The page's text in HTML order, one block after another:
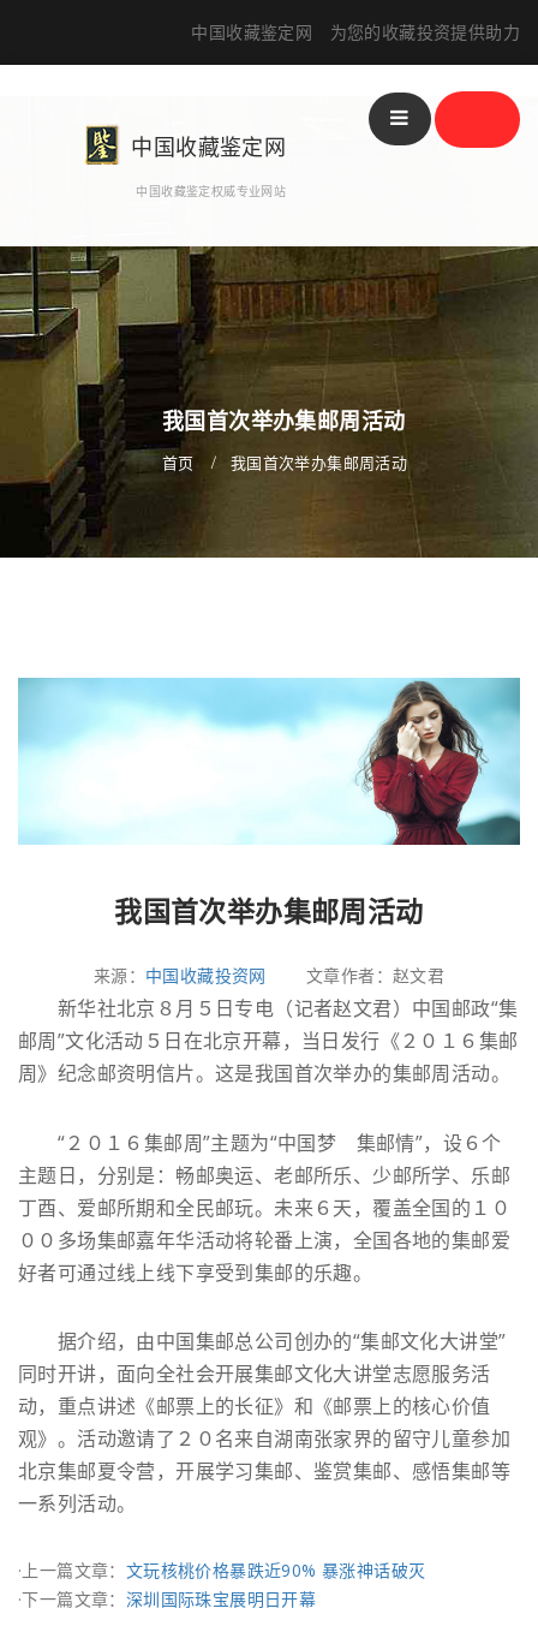
中国收藏鉴定网 为您的收藏投资提供助力
中国收藏鉴定网
中国收藏鉴定权威专业网站
我国首次举办集邮周活动
首页 我国首次举办集邮周活动
我国首次举办集邮周活动
来源： 中国收藏投资网 文章作者：赵文君
新华社北京８月５日专电（记者赵文君）中国邮政“集
邮周”文化活动５日在北京开幕，当日发行《２０１６集邮
周》纪念邮资明信片。这是我国首次举办的集邮周活动。
“２０１６集邮周”主题为“中国梦 集邮情”，设６个
主题日，分别是：畅邮奥运、老邮所乐、少邮所学、乐邮
丁酉、爱邮所期和全民邮玩。未来６天，覆盖全国的１０
００多场集邮嘉年华活动将轮番上演，全国各地的集邮爱
好者可通过线上线下享受到集邮的乐趣。
据介绍，由中国集邮总公司创办的“集邮文化大讲堂”
同时开讲，面向全社会开展集邮文化大讲堂志愿服务活
动，重点讲述《邮票上的长征》和《邮票上的核心价值
观》。活动邀请了２０名来自湖南张家界的留守儿童参加
北京集邮夏令营，开展学习集邮、鉴赏集邮、感悟集邮等
一系列活动。
·上一篇文章： 文玩核桃价格暴跌近90% 暴涨神话破灭
·下一篇文章： 深圳国际珠宝展明日开幕